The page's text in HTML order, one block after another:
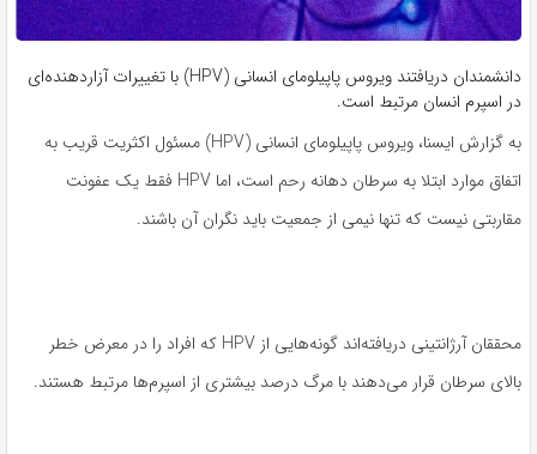
دانشمندان دریافتند ویروس پاپیلومای انسانی (HPV) با تغییرات آزاردهنده‌ای
در اسپرم انسان مرتبط است.
به گزارش ایسنا، ویروس پاپیلومای انسانی (HPV) مسئول اکثریت قریب به
اتفاق موارد ابتلا به سرطان دهانه رحم است، اما HPV فقط یک عفونت
مقاربتی نیست که تنها نیمی از جمعیت باید نگران آن باشند.
محققان آرژانتینی دریافته‌اند گونه‌هایی از HPV که افراد را در معرض خطر
بالای سرطان قرار می‌دهند با مرگ درصد بیشتری از اسپرم‌ها مرتبط هستند.